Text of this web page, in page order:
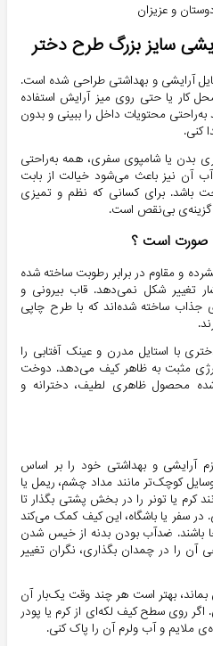
و عزیزان
سایز بزرگ طرح دختر
آرایشی و بهداشتی طراحی شده است.
کار یا حتی روی میز آرایش استفاده
محتویات داخل را ببینی و بدون
کنی.
بدن یا شامپوی سفری، همه به‌راحتی
آن نیز باعث می‌شود خیالت از بابت
باشد. برای کسانی که نظم و تمیزی
گزینه‌ی بی‌نقص است.
صورت است ؟
و مقاوم در برابر رطوبت ساخته شده
تغییر شکل نمی‌دهد. قاب بیرونی و
جذاب ساخته شده‌اند که با طرح چاپی
با استایل مدرن و عینک آفتابی را
مثبت به ظاهر کیف می‌دهد. دوخت
محصول ظاهری لطیف، دخترانه و
آرایشی و بهداشتی خود را بر اساس
کوچک‌تر مانند مداد چشم، ریمل یا
کرم یا تونر را در بخش پشتی بگذار تا
سفر یا باشگاه، این کیف کمک می‌کند
باشند. ضدآب بودن بدنه از خیس شدن
آن را در چمدان بگذاری، نگران تغییر
بماند، بهتر است هر چند وقت یک‌بار آن
اگر روی سطح کیف لکه‌ای از کرم یا پودر
ملایم و آب ولرم آن را پاک کنی.